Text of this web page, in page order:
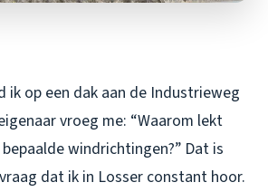
ik op een dak aan de Industrieweg
vroeg me: “Waarom lekt
windrichtingen?” Dat is
dat ik in Losser constant hoor.